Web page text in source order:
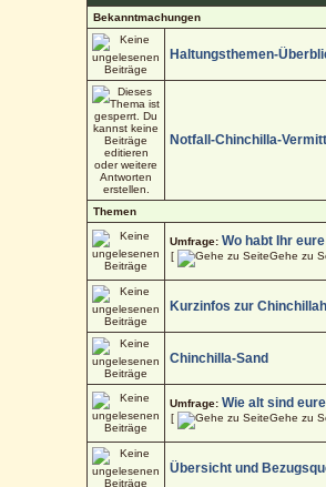
Bekanntmachungen
Haltungsthemen-
Notfall-Chinchilla-
Themen
Umfrage:Wo habt Ihr
[ Gehe zu
Kurzinfos zur
Chinchilla-Sand
Umfrage:Wie alt sind
[ Gehe zu
Übersicht und